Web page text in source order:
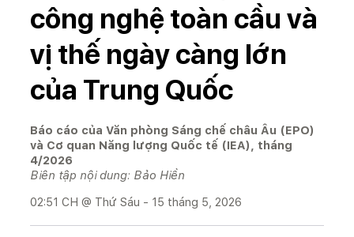
công nghệ toàn cầu và
vị thế ngày càng lớn
của Trung Quốc
Báo cáo của Văn phòng Sáng chế châu Âu (EPO)
và Cơ quan Năng lượng Quốc tế (IEA), tháng
4/2026
Biên tập nội dung: Bảo Hiền
02:51 CH @ Thứ Sáu - 15 tháng 5, 2026